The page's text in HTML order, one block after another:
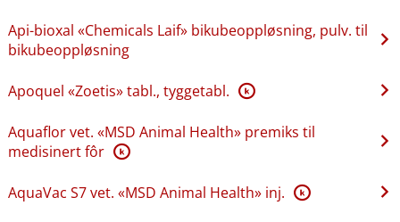
Api-bioxal «Chemicals Laif» bikubeoppløsning, pulv. til
bikubeoppløsning
Apoquel «Zoetis» tabl., tyggetabl. K
Aquaflor vet. «MSD Animal Health» premiks til
medisinert fôr K
AquaVac S7 vet. «MSD Animal Health» inj. K